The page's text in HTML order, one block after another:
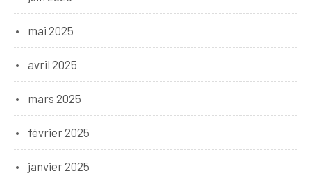
mai 2025
avril 2025
mars 2025
février 2025
janvier 2025